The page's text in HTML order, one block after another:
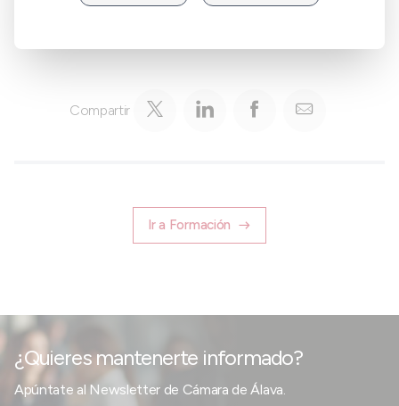
Compartir
Ir a Formación
¿Quieres mantenerte informado?
Apúntate al Newsletter de Cámara de Álava.